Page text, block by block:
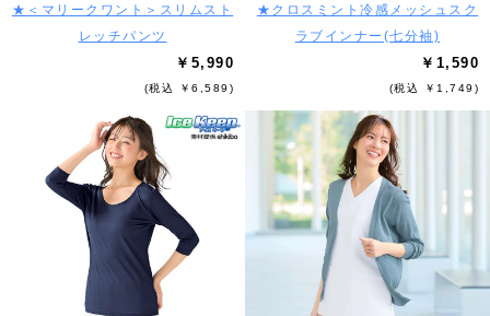
★＜マリークワント＞スリムスト
レッチパンツ
￥5,990
(税込 ￥6,589)
★クロスミント冷感メッシュスク
ラブインナー(七分袖)
￥1,590
(税込 ￥1,749)